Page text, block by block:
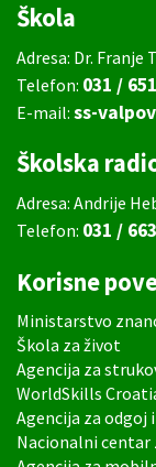
Škola
Adresa: Dr. Franje
Telefon: 031 /
E-mail: ss-
Školska
Adresa: Andrije
Telefon: 031 /
Korisne
Ministarstvo
Škola za život
Agencija za
WorldSkills
Agencija za odgoj
Nacionalni centar